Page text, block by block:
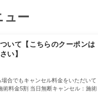
ュー
いて【こちらのクーポンは
い】
合でもキャンセル料金をいただいて
術料金5割 当日無断キャンセル：施術